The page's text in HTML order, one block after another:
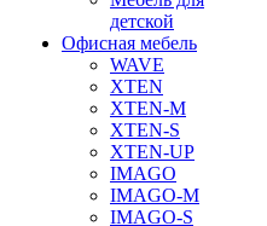
детской
Офисная мебель
WAVE
XTEN
XTEN-M
XTEN-S
XTEN-UP
IMAGO
IMAGO-M
IMAGO-S